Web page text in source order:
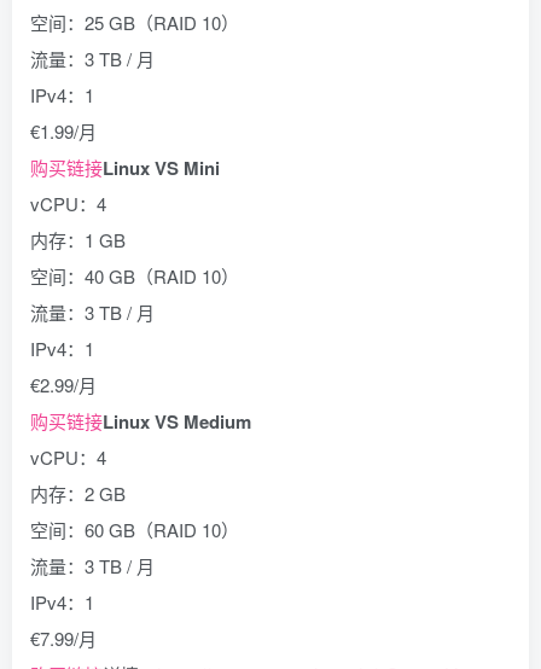
空间：25 GB（RAID 10）
流量：3 TB / 月
IPv4：1
€1.99/月
购买链接Linux VS Mini
vCPU：4
内存：1 GB
空间：40 GB（RAID 10）
流量：3 TB / 月
IPv4：1
€2.99/月
购买链接Linux VS Medium
vCPU：4
内存：2 GB
空间：60 GB（RAID 10）
流量：3 TB / 月
IPv4：1
€7.99/月